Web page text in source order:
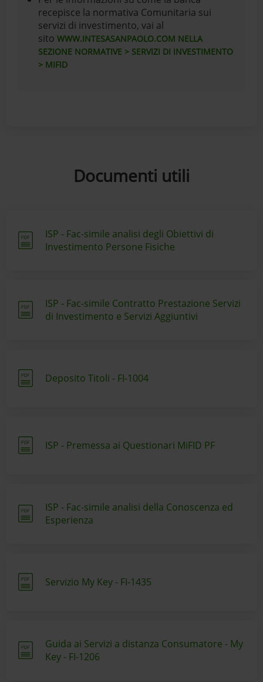
recepisce la normativa Comunitaria sui
servizi di investimento, vai al
sito WWW.INTESASANPAOLO.COM NELLA
SEZIONE NORMATIVE > SERVIZI DI INVESTIMENTO
> MIFID
Documenti utili
ISP - Fac-simile analisi degli Obiettivi di
Investimento Persone Fisiche
ISP - Fac-simile Contratto Prestazione Servizi
di Investimento e Servizi Aggiuntivi
Deposito Titoli - FI-1004
ISP - Premessa ai Questionari MiFID PF
ISP - Fac-simile analisi della Conoscenza ed
Esperienza
Servizio My Key - FI-1435
Guida ai Servizi a distanza Consumatore - My
Key - FI-1206